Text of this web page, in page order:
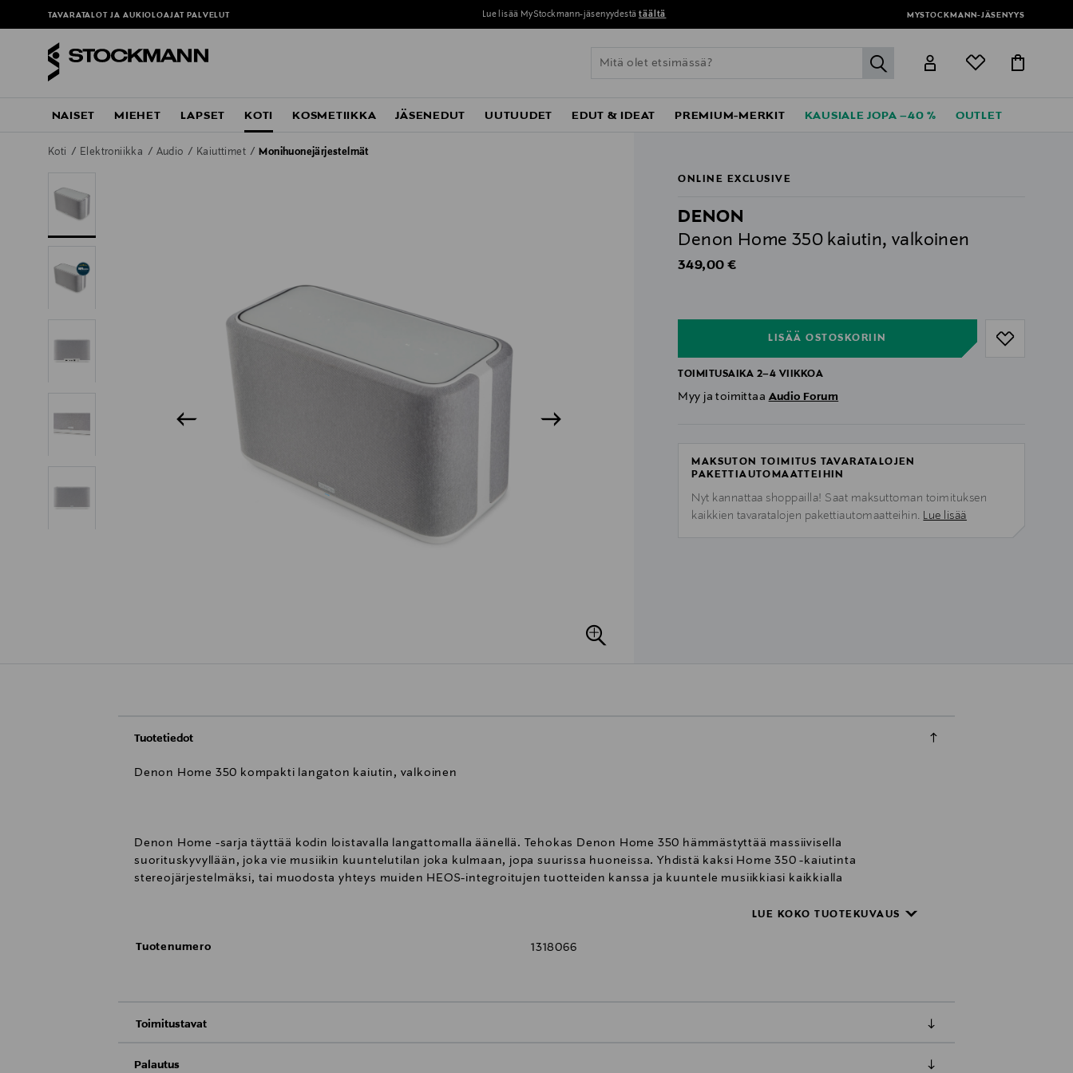
TAVARATALOT JA AUKIOLOAJAT PALVELUT Lue lisää MyStockmann-jäsenyydestä täältä MYSTOCKMANN-JÄSENYYS
label.header.go
NAISET MIEHET LAPSET KOTI KOSMETIIKKA JÄSENEDUT UUTUUDET EDUT & IDEAT PREMIUM-MERKIT KAUSIALE JOPA –40 % OUTLET
Koti Elektroniikka Audio Kaiuttimet Monihuonejärjestelmät
ONLINE EXCLUSIVE
DENON
Denon Home 350 kaiutin, valkoinen
Original Price
349,00 €
LISÄÄ OSTOSKORIIN
TOIMITUSAIKA 2–4 VIIKKOA
Myy ja toimittaa Audio Forum
MAKSUTON TOIMITUS TAVARATALOJEN
PAKETTIAUTOMAATTEIHIN
Nyt kannattaa shoppailla! Saat maksuttoman toimituksen
kaikkien tavaratalojen pakettiautomaatteihin. Lue lisää
Tuotetiedot
Denon Home 350 kompakti langaton kaiutin, valkoinen
Denon Home -sarja täyttää kodin loistavalla langattomalla äänellä. Tehokas Denon Home 350 hämmästyttää massiivisella
suorituskyvyllään, joka vie musiikin kuuntelutilan joka kulmaan, jopa suurissa huoneissa. Yhdistä kaksi Home 350 -kaiutinta
stereojärjestelmäksi, tai muodosta yhteys muiden HEOS-integroitujen tuotteiden kanssa ja kuuntele musiikkiasi kaikkialla
vaivattomasti ja käytä tallentamiasi esivalintoja vain kevyellä kosketuksella. Koe vaikuttava akustinen suorituskyky, joka perustuu
LUE KOKO TUOTEKUVAUS
Tuotenumero 1318066
Toimitustavat
Palautus